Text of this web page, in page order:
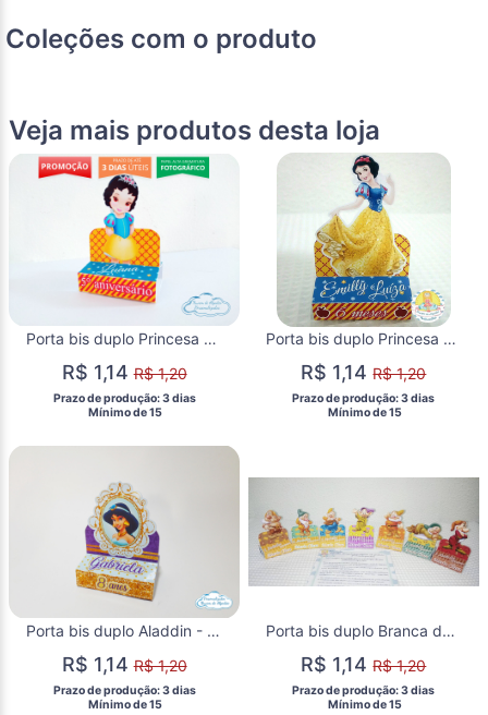
Coleções com o produto
Veja mais produtos desta loja
Porta bis duplo Princesa Branca de Neve Baby
R$ 1,14R$ 1,20
Prazo de produção: 3 dias
  Mínimo de 15
Porta bis duplo Princesa Branca de Neve
R$ 1,14R$ 1,20
Prazo de produção: 3 dias
  Mínimo de 15
Porta bis duplo Aladdin - Jasmine
R$ 1,14R$ 1,20
Prazo de produção: 3 dias
  Mínimo de 15
Porta bis duplo Branca de neve
R$ 1,14R$ 1,20
Prazo de produção: 3 dias
  Mínimo de 15